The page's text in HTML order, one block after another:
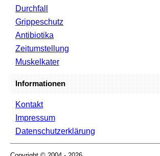
Durchfall
Grippeschutz
Antibiotika
Zeitumstellung
Muskelkater
Informationen
Kontakt
Impressum
Datenschutzerklärung